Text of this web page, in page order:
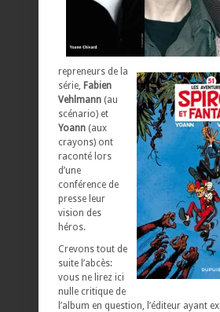
repreneurs de la
série, Fabien
Vehlmann (au
scénario) et
Yoann (aux
crayons) ont
raconté lors
d’une
conférence de
presse leur
vision des
héros.
Crevons tout de
suite l’abcès:
vous ne lirez ici
nulle critique de
l’album en question, l’éditeur ayant